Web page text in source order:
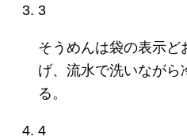
3
そうめんは袋の表示ど
げ、流水で洗いながら
る。
4